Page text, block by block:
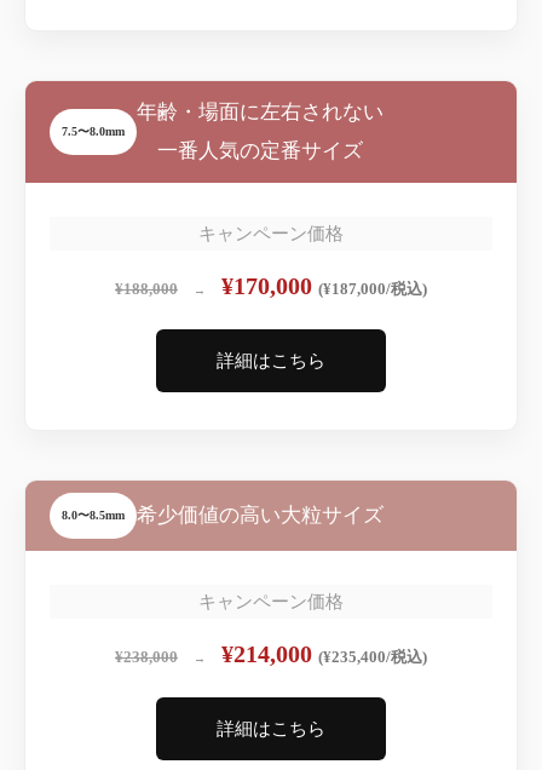
7.5〜8.0mm
年齢・場面に左右されない
一番人気の定番サイズ
キャンペーン価格
¥188,000 → ¥170,000 (¥187,000/税込)
詳細はこちら
8.0〜8.5mm 希少価値の高い大粒サイズ
キャンペーン価格
¥238,000 → ¥214,000 (¥235,400/税込)
詳細はこちら